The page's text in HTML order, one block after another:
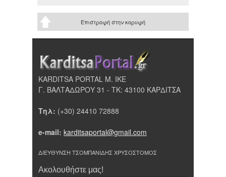
Επιστροφή στην κορυφή
KARDITSA PORTAL Μ. ΙΚΕ
Γ. ΒΑΛΤΑΔΩΡΟΥ 31 - ΤΚ: 43100 ΚΑΡΔΙΤΣΑ
Τηλ: (+30) 24410 72888
e-mail: karditsaportal@gmail.com
ΔΙΕΥΘΥΝΣΗ ΤΣΟΜΠΑΝΙΔΗΣ ΧΡΥΣΟΣΤΟΜΟΣ
Ακολουθήστε μας!